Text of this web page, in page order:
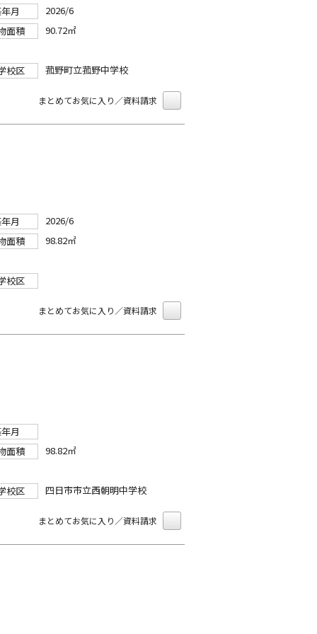
月
2026/6
面積
90.72㎡
校区 菰野町立菰野中学校
まとめてお気に入り／資料請求
月
2026/6
面積
98.82㎡
校区
まとめてお気に入り／資料請求
月
面積
98.82㎡
校区 四日市市立西朝明中学校
まとめてお気に入り／資料請求